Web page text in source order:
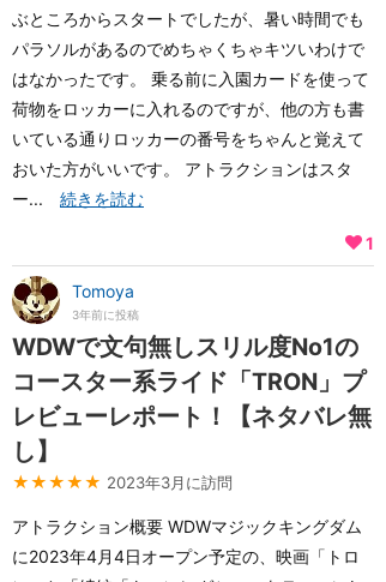
ぶところからスタートでしたが、暑い時間でも
パラソルがあるのでめちゃくちゃキツいわけで
はなかったです。 乗る前に入園カードを使って
荷物をロッカーに入れるのですが、他の方も書
いている通りロッカーの番号をちゃんと覚えて
おいた方がいいです。 アトラクションはスタ
ー... 続きを読む
1
Tomoya
3年前に投稿
WDWで文句無しスリル度No1の
コースター系ライド「TRON」プ
レビューレポート！【ネタバレ無
し】
★★★★★ 2023年3月に訪問
アトラクション概要 WDWマジックキングダム
に2023年4月4日オープン予定の、映画「トロ